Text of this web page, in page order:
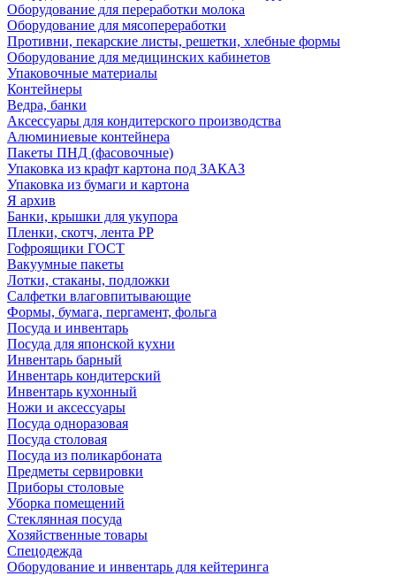
Оборудование для переработки молока
Оборудование для мясопереработки
Противни, пекарские листы, решетки, хлебные формы
Оборудование для медицинских кабинетов
Упаковочные материалы
Контейнеры
Ведра, банки
Аксессуары для кондитерского производства
Алюминиевые контейнера
Пакеты ПНД (фасовочные)
Упаковка из крафт картона под ЗАКАЗ
Упаковка из бумаги и картона
Я архив
Банки, крышки для укупора
Пленки, скотч, лента РР
Гофроящики ГОСТ
Вакуумные пакеты
Лотки, стаканы, подложки
Салфетки влаговпитывающие
Формы, бумага, пергамент, фольга
Посуда и инвентарь
Посуда для японской кухни
Инвентарь барный
Инвентарь кондитерский
Инвентарь кухонный
Ножи и аксессуары
Посуда одноразовая
Посуда столовая
Посуда из поликарбоната
Предметы сервировки
Приборы столовые
Уборка помещений
Стеклянная посуда
Хозяйственные товары
Спецодежда
Оборудование и инвентарь для кейтеринга